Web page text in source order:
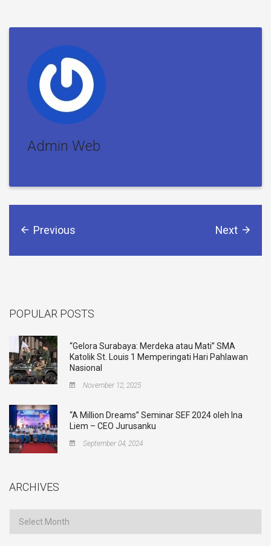
Admin Web
Previous Next
POPULAR POSTS
“Gelora Surabaya: Merdeka atau Mati” SMA
Katolik St. Louis 1 Memperingati Hari Pahlawan
Nasional
November 12, 2025
“A Million Dreams” Seminar SEF 2024 oleh Ina
Liem – CEO Jurusanku
September 04, 2024
ARCHIVES